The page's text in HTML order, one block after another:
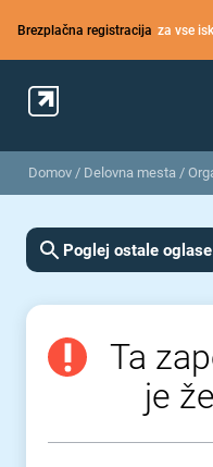
Brezplačna registracija za vse
Domov / Delovna mesta /
Poglej ostale oglase
Ta
je